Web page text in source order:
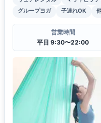
グループヨガ
子連れOK
営業時間
平日 9:30〜22:00